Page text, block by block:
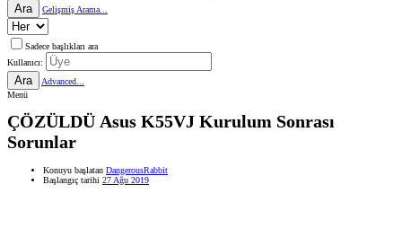
Ara Gelişmiş Arama...
Sadece başlıkları ara
Kullanıcı:
Ara
Advanced...
Menü
ÇÖZÜLDÜ Asus K55VJ Kurulum Sonrası
Sorunlar
Konuyu başlatan DangerousRabbit
Başlangıç tarihi 27 Ağu 2019